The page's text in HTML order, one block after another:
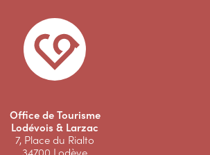
Office de Tourisme
Lodévois & Larzac
7, Place du Rialto
34700 Lodève